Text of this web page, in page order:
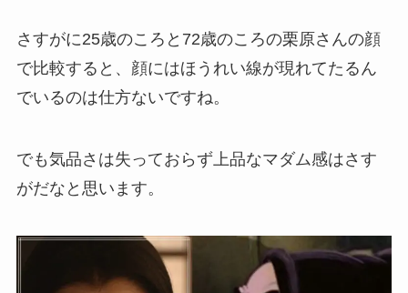
さすがに25歳のころと72歳のころの栗原さんの顔
で比較すると、顔にはほうれい線が現れてたるん
でいるのは仕方ないですね。
でも気品さは失っておらず上品なマダム感はさす
がだなと思います。